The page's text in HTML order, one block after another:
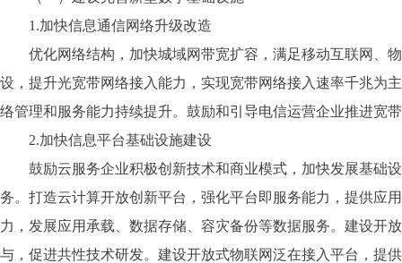
1.加快信息通信网络升级改造
优化网络结构，加快城域网带宽扩容，满足移动互联网、物
设，提升光宽带网络接入能力，实现宽带网络接入速率千兆为
络管理和服务能力持续提升。鼓励和引导电信运营企业推进宽
2.加快信息平台基础设施建设
鼓励云服务企业积极创新技术和商业模式，加快发展基础设
务。打造云计算开放创新平台，强化平台即服务能力，提供应
力，发展应用承载、数据存储、容灾备份等数据服务。建设开
与，促进共性技术研发。建设开放式物联网泛在接入平台，提